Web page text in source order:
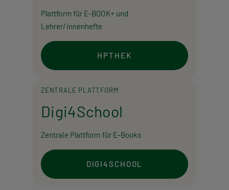
Plattform für E-BOOK+ und
Lehrer/innenhefte
HPTHEK
ZENTRALE PLATTFORM
Digi4School
Zentrale Plattform für E-Books
DIGI4SCHOOL